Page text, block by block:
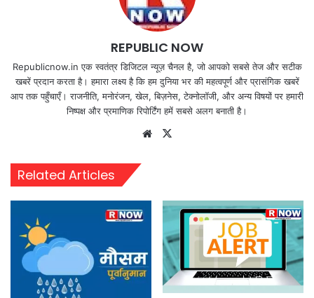
REPUBLIC NOW
Republicnow.in एक स्वतंत्र डिजिटल न्यूज़ चैनल है, जो आपको सबसे तेज और सटीक
खबरें प्रदान करता है। हमारा लक्ष्य है कि हम दुनिया भर की महत्वपूर्ण और प्रासंगिक खबरें
आप तक पहुँचाएँ। राजनीति, मनोरंजन, खेल, बिज़नेस, टेक्नोलॉजी, और अन्य विषयों पर हमारी
निष्पक्ष और प्रमाणिक रिपोर्टिंग हमें सबसे अलग बनाती है।
Website
Related Articles